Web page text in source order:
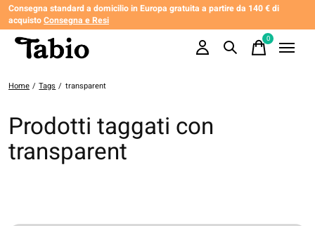
Consegna standard a domicilio in Europa gratuita a partire da 140 € di
acquistoConsegna e Resi
0items
Home / Tags / transparent
Prodotti taggati con
transparent